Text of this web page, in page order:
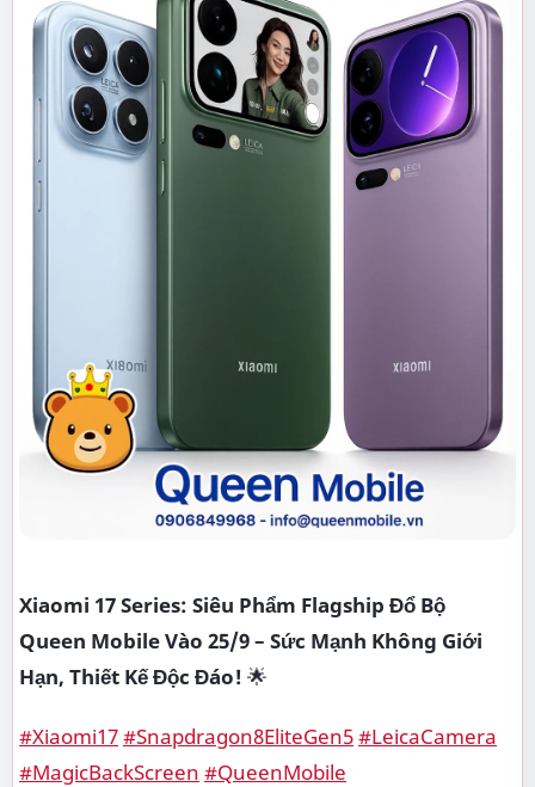
Xiaomi 17 Series: Siêu Phẩm Flagship Đổ Bộ
Queen Mobile Vào 25/9 – Sức Mạnh Không Giới
Hạn, Thiết Kế Độc Đáo! 🌟
#Xiaomi17#Snapdragon8EliteGen5#LeicaCamera
#MagicBackScreen #QueenMobile